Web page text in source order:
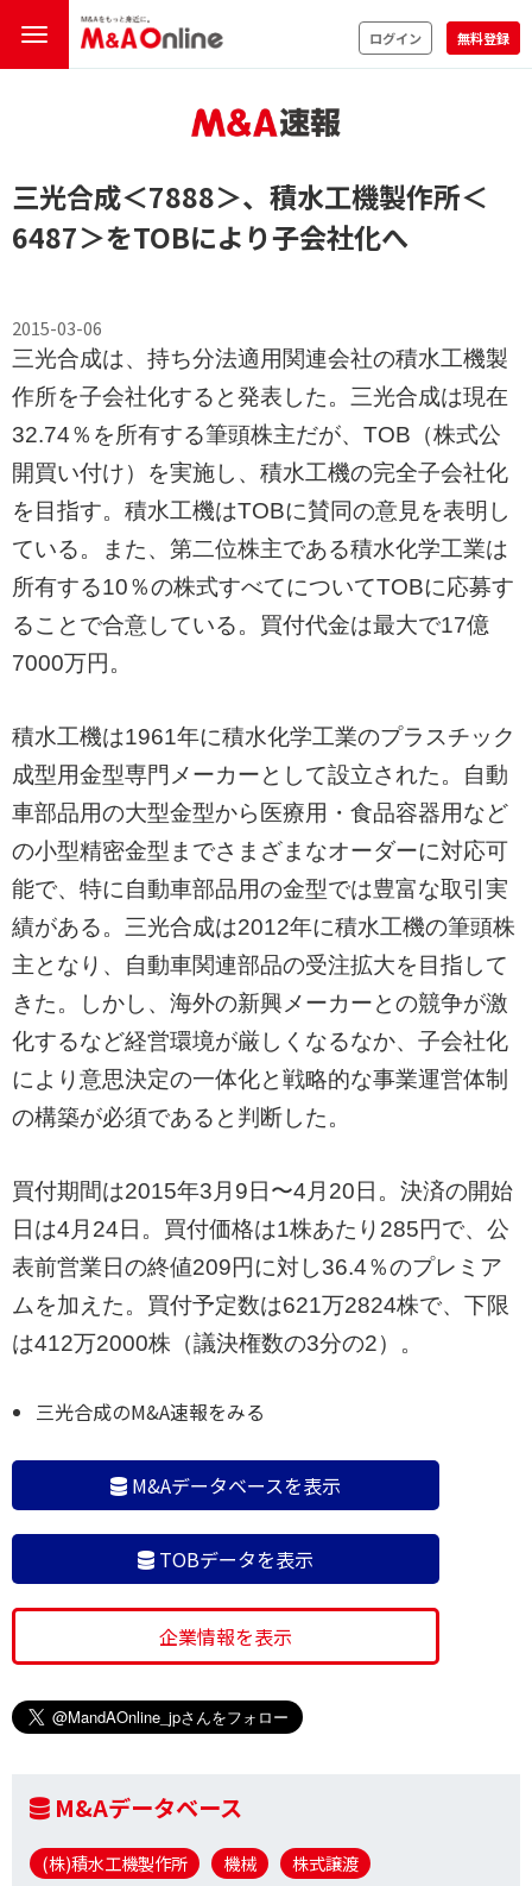
ログイン 無料登録
三光合成＜7888＞、積水工機製作所＜
6487＞をTOBにより子会社化へ
2015-03-06
三光合成は、持ち分法適用関連会社の積水工機製
作所を子会社化すると発表した。三光合成は現在
32.74％を所有する筆頭株主だが、TOB（株式公
開買い付け）を実施し、積水工機の完全子会社化
を目指す。積水工機はTOBに賛同の意見を表明し
ている。また、第二位株主である積水化学工業は
所有する10％の株式すべてについてTOBに応募す
ることで合意している。買付代金は最大で17億
7000万円。
積水工機は1961年に積水化学工業のプラスチック
成型用金型専門メーカーとして設立された。自動
車部品用の大型金型から医療用・食品容器用など
の小型精密金型までさまざまなオーダーに対応可
能で、特に自動車部品用の金型では豊富な取引実
績がある。三光合成は2012年に積水工機の筆頭株
主となり、自動車関連部品の受注拡大を目指して
きた。しかし、海外の新興メーカーとの競争が激
化するなど経営環境が厳しくなるなか、子会社化
により意思決定の一体化と戦略的な事業運営体制
の構築が必須であると判断した。
買付期間は2015年3月9日〜4月20日。決済の開始
日は4月24日。買付価格は1株あたり285円で、公
表前営業日の終値209円に対し36.4％のプレミア
ムを加えた。買付予定数は621万2824株で、下限
は412万2000株（議決権数の3分の2）。
三光合成のM&A速報をみる
M&Aデータベースを表示
TOBデータを表示
企業情報を表示
M&Aデータベース
(株)積水工機製作所 機械 株式譲渡